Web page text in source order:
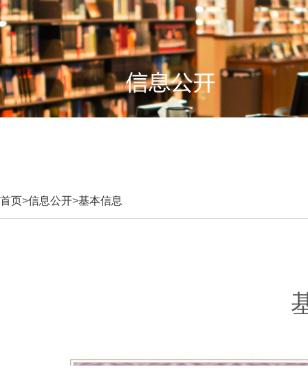
首页>信息公开>基本信息